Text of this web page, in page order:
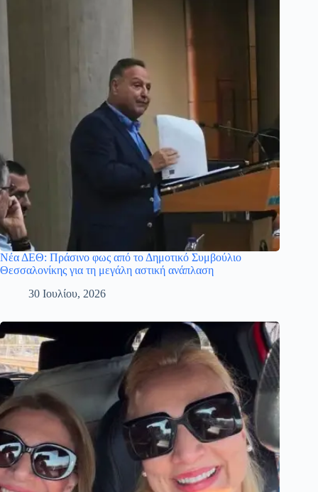
Νέα ΔΕΘ: Πράσινο φως από το Δημοτικό Συμβούλιο
Θεσσαλονίκης για τη μεγάλη αστική ανάπλαση
30 Ιουλίου, 2026